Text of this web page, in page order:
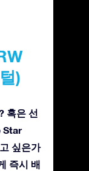
)
혹은 선
Star
싶은가
즉시 배